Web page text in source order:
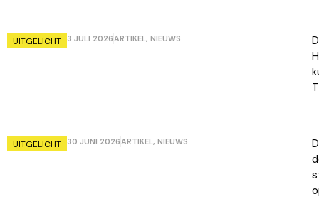
UITGELICHT 3 JULI 2026ARTIKEL, NIEUWS
UITGELICHT 30 JUNI 2026ARTIKEL, NIEUWS